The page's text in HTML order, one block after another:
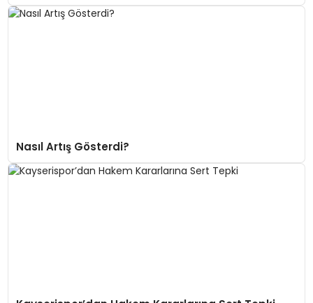
Nasıl Artış Gösterdi?